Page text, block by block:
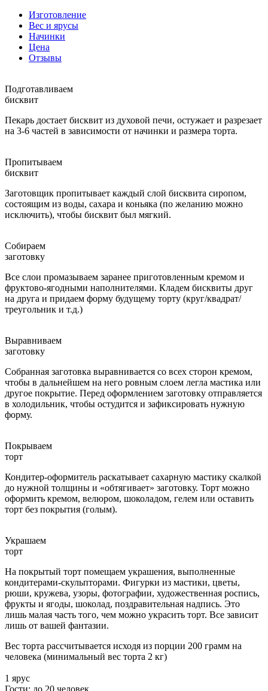
Изготовление
Вес и ярусы
Начинки
Цена
Отзывы
Подготавливаем
бисквит
Пекарь достает бисквит из духовой печи, остужает и разрезает
на 3-6 частей в зависимости от начинки и размера торта.
Пропитываем
бисквит
Заготовщик пропитывает каждый слой бисквита сиропом,
состоящим из воды, сахара и коньяка (по желанию можно
исключить), чтобы бисквит был мягкий.
Собираем
заготовку
Все слои промазываем заранее приготовленным кремом и
фруктово-ягодными наполнителями. Кладем бисквиты друг
на друга и придаем форму будущему торту (круг/квадрат/
треугольник и т.д.)
Выравниваем
заготовку
Собранная заготовка выравнивается со всех сторон кремом,
чтобы в дальнейшем на него ровным слоем легла мастика или
другое покрытие. Перед оформлением заготовку отправляется
в холодильник, чтобы остудится и зафиксировать нужную
форму.
Покрываем
торт
Кондитер-оформитель раскатывает сахарную мастику скалкой
до нужной толщины и «обтягивает» заготовку. Торт можно
оформить кремом, велюром, шоколадом, гелем или оставить
торт без покрытия (голым).
Украшаем
торт
На покрытый торт помещаем украшения, выполненные
кондитерами-скульпторами. Фигурки из мастики, цветы,
рюши, кружева, узоры, фотографии, художественная роспись,
фрукты и ягоды, шоколад, поздравительная надпись. Это
лишь малая часть того, чем можно украсить торт. Все зависит
лишь от вашей фантазии.
Вес торта рассчитывается исходя из порции 200 грамм на
человека (минимальный вес торта 2 кг)
1 ярус
Гости: до 20 человек